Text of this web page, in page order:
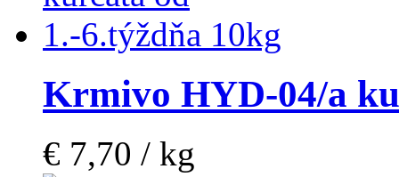
Krmivo HYD-04/a
€ 7,70 / kg